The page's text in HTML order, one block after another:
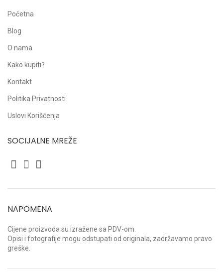
Početna
Blog
O nama
Kako kupiti?
Kontakt
Politika Privatnosti
Uslovi Korišćenja
SOCIJALNE MREŽE
NAPOMENA
Cijene proizvoda su izražene sa PDV-om.
Opisi i fotografije mogu odstupati od originala, zadržavamo pravo
greške.